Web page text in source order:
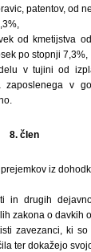
patentov, od
od kmetijstva
po stopnji 7,3%,
v tujini od
v
8. člen
iz
in drugih
zakona o davkih
zavezanci, ki
ter dokažejo